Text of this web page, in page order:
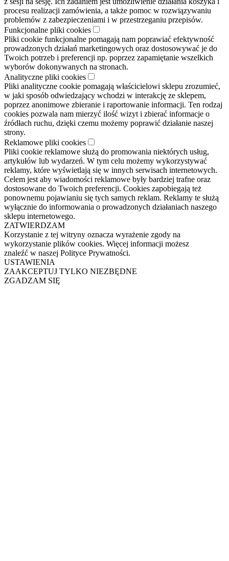
procesu realizacji zamówienia, a także pomoc w rozwiązywaniu
problemów z zabezpieczeniami i w przestrzeganiu przepisów.
Funkcjonalne pliki cookies
Pliki cookie funkcjonalne pomagają nam poprawiać efektywność
prowadzonych działań marketingowych oraz dostosowywać je do
Twoich potrzeb i preferencji np. poprzez zapamiętanie wszelkich
wyborów dokonywanych na stronach.
Analityczne pliki cookies
Pliki analityczne cookie pomagają właścicielowi sklepu zrozumieć,
w jaki sposób odwiedzający wchodzi w interakcję ze sklepem,
poprzez anonimowe zbieranie i raportowanie informacji. Ten rodzaj
cookies pozwala nam mierzyć ilość wizyt i zbierać informacje o
źródłach ruchu, dzięki czemu możemy poprawić działanie naszej
strony.
Reklamowe pliki cookies
Pliki cookie reklamowe służą do promowania niektórych usług,
artykułów lub wydarzeń. W tym celu możemy wykorzystywać
reklamy, które wyświetlają się w innych serwisach internetowych.
Celem jest aby wiadomości reklamowe były bardziej trafne oraz
dostosowane do Twoich preferencji. Cookies zapobiegają też
ponownemu pojawianiu się tych samych reklam. Reklamy te służą
wyłącznie do informowania o prowadzonych działaniach naszego
sklepu internetowego.
ZATWIERDZAM
Korzystanie z tej witryny oznacza wyrażenie zgody na
wykorzystanie plików cookies. Więcej informacji możesz
znaleźć w naszej Polityce Prywatności.
USTAWIENIA
ZAAKCEPTUJ TYLKO NIEZBĘDNE
ZGADZAM SIĘ